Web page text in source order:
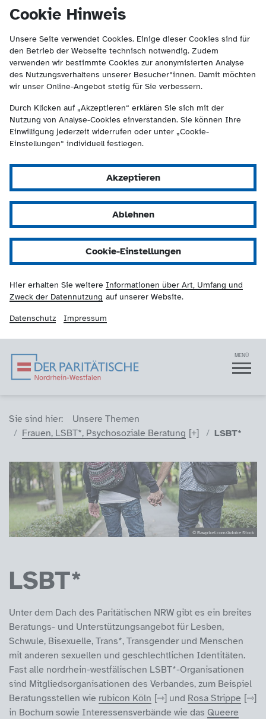
Cookie Hinweis
Unsere Seite verwendet Cookies. Einige dieser Cookies sind für
den Betrieb der Webseite technisch notwendig. Zudem
verwenden wir bestimmte Cookies zur anonymisierten Analyse
des Nutzungsverhaltens unserer Besucher*innen. Damit möchten
wir unser Online-Angebot stetig für Sie verbessern.
Durch Klicken auf „Akzeptieren“ erklären Sie sich mit der
Nutzung von Analyse-Cookies einverstanden. Sie können Ihre
Einwilligung jederzeit widerrufen oder unter „Cookie-
Einstellungen“ individuell festlegen.
Akzeptieren
Ablehnen
Cookie-Einstellungen
Hier erhalten Sie weitere Informationen über Art, Umfang und
Zweck der Datennutzung auf unserer Website.
Datenschutz Impressum
Der Paritätische NRW
springen
(Kontakt und Suche) springen.
Navigation MENÜ
Sie sind hier (Breadcrumb)
Sie sind hier:
Unsere Themen
Frauen, LSBT*, Psychosoziale Beratung
LSBT*
© Rawpixel.com/Adobe Stock
LSBT*
Unter dem Dach des Paritätischen NRW gibt es ein breites
Beratungs- und Unterstützungsangebot für Lesben,
Schwule, Bisexuelle, Trans*, Transgender und Menschen
mit anderen sexuellen und geschlechtlichen Identitäten.
Fast alle nordrhein-westfälischen LSBT*-Organisationen
sind Mitgliedsorganisationen des Verbandes, zum Beispiel
Beratungsstellen wie rubicon Köln und Rosa Strippe
in Bochum sowie Interessensverbände wie das Queere